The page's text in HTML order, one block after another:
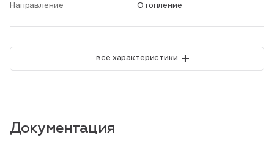
Направление Отопление
все характеристики +
Документация